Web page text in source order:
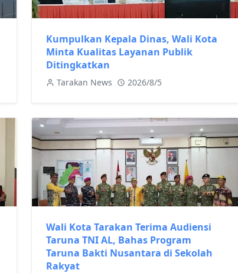
Kumpulkan Kepala Dinas, Wali Kota
Minta Kualitas Layanan Publik
Ditingkatkan
Tarakan News 2026/8/5
Wali Kota Tarakan Terima Audiensi
Taruna TNI AL, Bahas Program
Taruna Bakti Nusantara di Sekolah
Rakyat